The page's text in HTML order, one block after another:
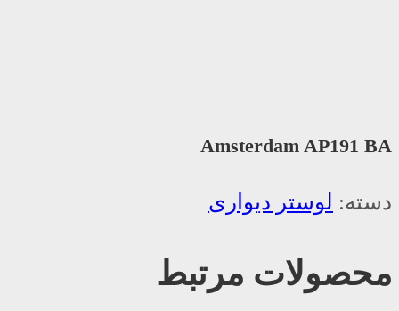
Amsterdam AP191 BA
دسته: لوستر دیواری
محصولات مرتبط